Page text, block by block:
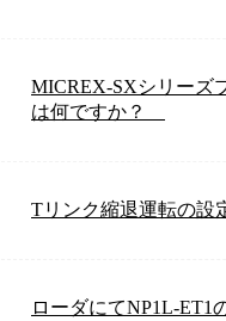
MICREX-SXシリーズ
は何ですか？
Tリンク縮退運転の設
ローダにてNP1L-ET1